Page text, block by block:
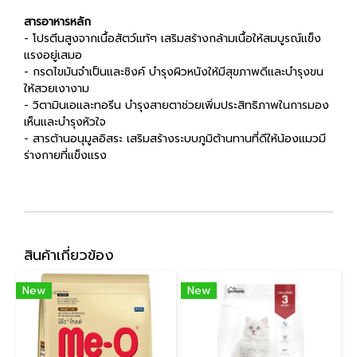
สารอาหารหลัก
- โปรตีนสูงจากเนื้อสัตว์แท้ๆ เสริมสร้างกล้ามเนื้อให้สมบูรณ์แข็ง
แรงอยู่เสมอ
- กรดไขมันจำเป็นและซิงค์ บำรุงผิวหนังให้มีสุขภาพดีและบำรุงขน
ให้สวยเงางาม
- วิตามินเอและทอรีน บำรุงสายตาช่วยเพิ่มประสิทธิภาพในการมอง
เห็นและบำรุงหัวใจ
- สารต้านอนุมูลอิสระ เสริมสร้างระบบภูมิต้านทานที่ดีให้น้องแมวมี
ร่างกายที่แข็งแรง
สินค้าเกี่ยวข้อง
New New